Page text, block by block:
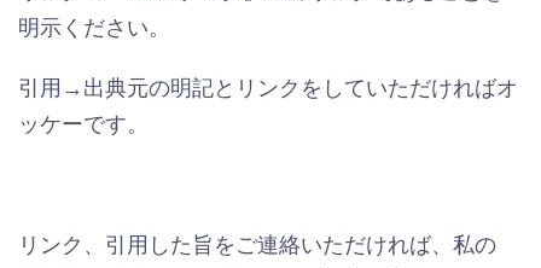
明示ください。
引用→出典元の明記とリンクをしていただければオ
ッケーです。
リンク、引用した旨をご連絡いただければ、私の